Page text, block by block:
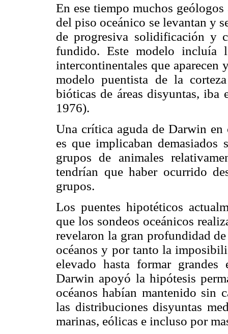
En ese tiempo muchos
del piso oceánico se levantan y
de progresiva solidificación y
fundido. Este modelo incluía
intercontinentales que aparecen
modelo puentista de la
bióticas de áreas disyuntas,
1976).
Una crítica aguda de Darwin en
es que implicaban demasiados
grupos de animales
tendrían que haber ocurrido
grupos.
Los puentes hipotéticos
que los sondeos oceánicos
revelaron la gran profundidad
océanos y por tanto la
elevado hasta formar grandes
Darwin apoyó la hipótesis
océanos habían mantenido sin
las distribuciones disyuntas
marinas, eólicas e incluso por